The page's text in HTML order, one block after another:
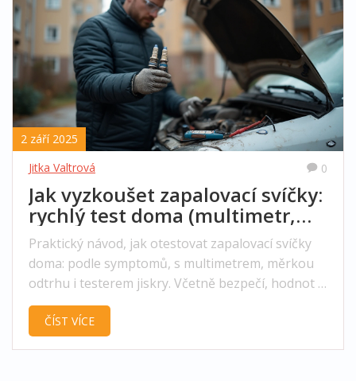
2 září 2025
Jitka Valtrová
0
Jak vyzkoušet zapalovací svíčky:
rychlý test doma (multimetr,
odtrh, jiskra)
Praktický návod, jak otestovat zapalovací svíčky
doma: podle symptomů, s multimetrem, měrkou
odtrhu i testerem jiskry. Včetně bezpečí, hodnot a
tipů.
ČÍST VÍCE